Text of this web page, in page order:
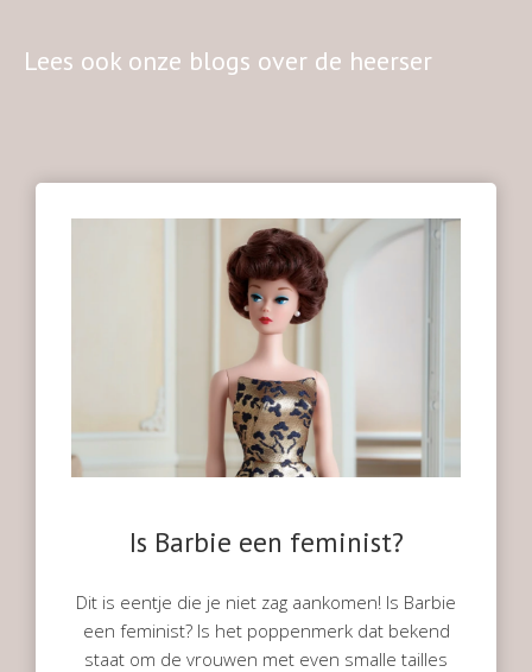
Lees ook onze blogs over de heerser
Is Barbie een feminist?
Dit is eentje die je niet zag aankomen! Is Barbie
een feminist? Is het poppenmerk dat bekend
staat om de vrouwen met even smalle tailles